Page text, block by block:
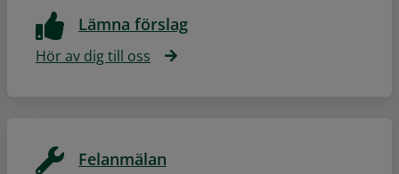
Lämna förslag
Hör av dig till oss
Felanmälan